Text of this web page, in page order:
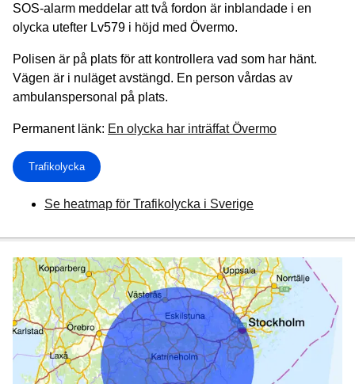
SOS-alarm meddelar att två fordon är inblandade i en
olycka utefter Lv579 i höjd med Övermo.
Polisen är på plats för att kontrollera vad som har hänt.
Vägen är i nuläget avstängd. En person vårdas av
ambulanspersonal på plats.
Permanent länk: En olycka har inträffat Övermo
Trafikolycka
Se heatmap för Trafikolycka i Sverige